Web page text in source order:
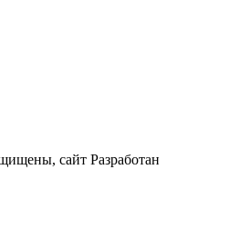
сайт Разработан